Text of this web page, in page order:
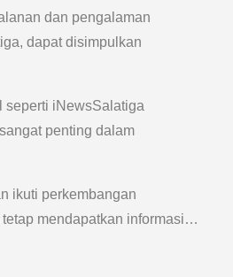
dan pengalaman
dapat disimpulkan
seperti iNewsSalatiga
penting dalam
ikuti perkembangan
mendapatkan informasi…